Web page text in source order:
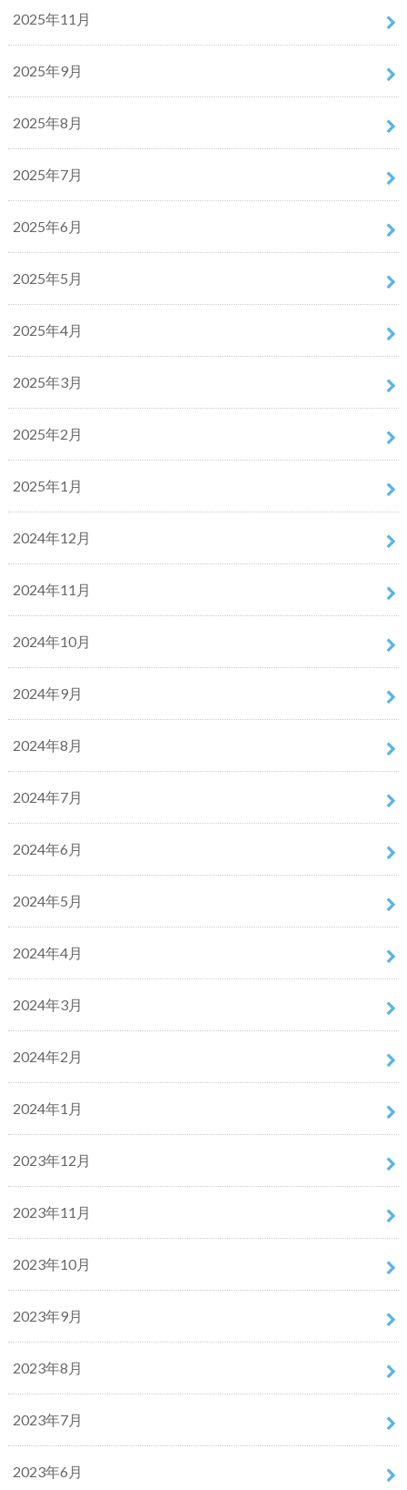
2025年11月
2025年9月
2025年8月
2025年7月
2025年6月
2025年5月
2025年4月
2025年3月
2025年2月
2025年1月
2024年12月
2024年11月
2024年10月
2024年9月
2024年8月
2024年7月
2024年6月
2024年5月
2024年4月
2024年3月
2024年2月
2024年1月
2023年12月
2023年11月
2023年10月
2023年9月
2023年8月
2023年7月
2023年6月